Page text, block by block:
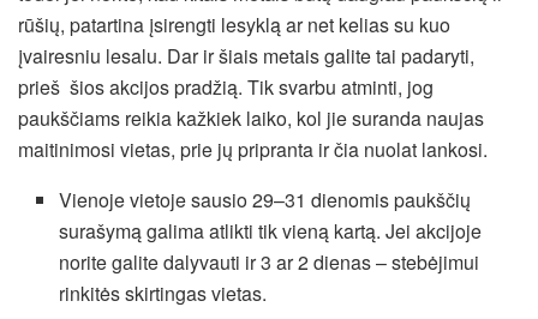
rūšių, patartina įsirengti lesyklą ar net kelias su kuo
įvairesniu lesalu. Dar ir šiais metais galite tai padaryti,
prieš šios akcijos pradžią. Tik svarbu atminti, jog
paukščiams reikia kažkiek laiko, kol jie suranda naujas
maitinimosi vietas, prie jų pripranta ir čia nuolat lankosi.
Vienoje vietoje sausio 29–31 dienomis paukščių
surašymą galima atlikti tik vieną kartą. Jei akcijoje
norite galite dalyvauti ir 3 ar 2 dienas – stebėjimui
rinkitės skirtingas vietas.